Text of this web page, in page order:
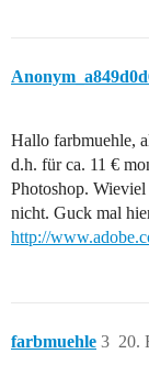
Hallo farbmuehle,
d.h. für ca. 11 €
Photoshop.
nicht. Guck mal
http://
farbmuehle 20.
3